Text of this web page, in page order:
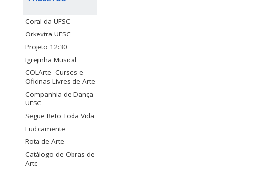
Coral da UFSC
Orkextra UFSC
Projeto 12:30
Igrejinha Musical
COLArte -Cursos e
Oficinas Livres de Arte
Companhia de Dança
UFSC
Segue Reto Toda Vida
Ludicamente
Rota de Arte
Catálogo de Obras de
Arte